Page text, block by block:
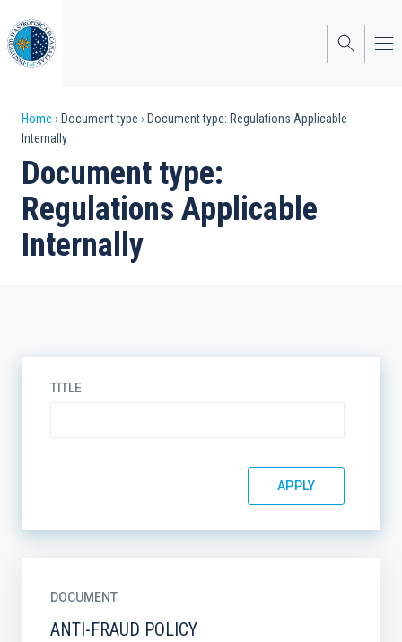
to
main
content
Breadcrumb
Home Document type
Document type: Regulations Applicable
Internally
Document type:
Regulations Applicable
Internally
TITLE
DOCUMENT
ANTI-FRAUD POLICY